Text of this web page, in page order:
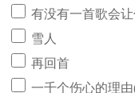
有没有一首歌会
雪人
再回首
一千个伤心的理